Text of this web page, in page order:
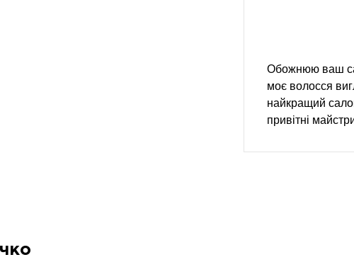
Керівника Офісу Президента України
Обожнюю ваш
моє волосся
найкращий
привітні